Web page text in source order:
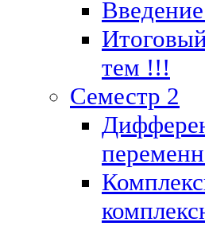
тем !!!
Семестр 2